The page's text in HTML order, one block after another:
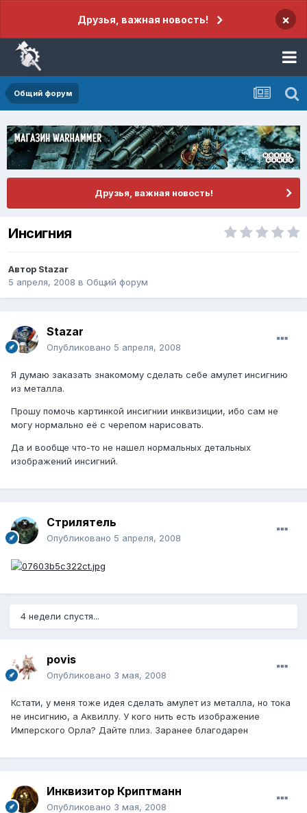
Друзья, важная новость! ×
Общий форум
Друзья, важная новость!
Инсигния
Автор Stazar
5 апреля, 2008 в Общий форум
Stazar
Опубликовано 5 апреля, 2008
Я думаю заказать знакомому сделать себе амулет инсигнию
из металла.
Прошу помочь картинкой инсигнии инквизиции, ибо сам не
могу нормально её с черепом нарисовать.
Да и вообще что-то не нашел нормальных детальных
изображений инсигний.
Стрилятель
Опубликовано 5 апреля, 2008
4 недели спустя...
povis
Опубликовано 3 мая, 2008
Кстати, у меня тоже идея сделать амулет из металла, но тока
не инсигнию, а Аквиллу. У кого нить есть изображение
Имперского Орла? Дайте плиз. Заранее благодарен
Инквизитор Криптманн
Опубликовано 3 мая, 2008